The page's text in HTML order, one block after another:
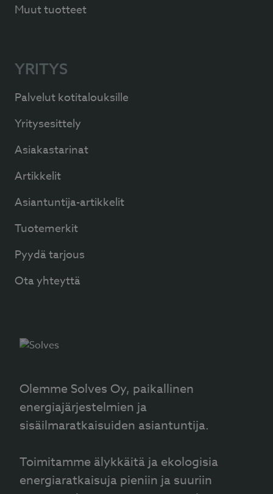
Muut tuotteet
YRITYS
Palvelut kotitalouksille
Yritysesittely
Asiakastarinat
Artikkelit
Asiantuntija-artikkelit
Tuotemerkit
Pyydä tarjous
Ota yhteyttä
Olemme Solves Oy, paikallinen
energiajärjestelmien ja
sisäilmaratkaisuiden asiantuntija.
Toimitamme älykkäitä ja ekologisia
energiaratkaisuja pieniin ja suuriin